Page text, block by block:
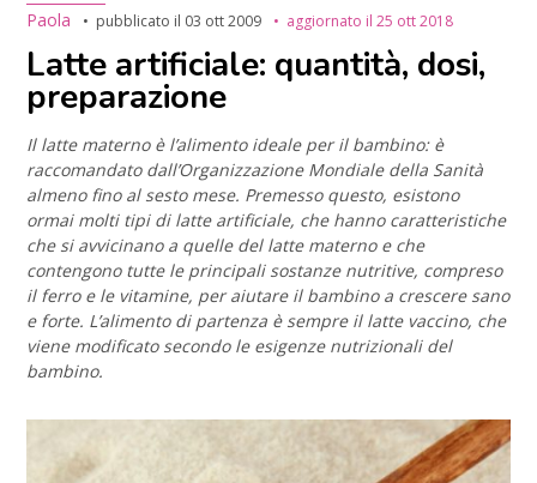
Paola
pubblicato il 03 ott 2009 aggiornato il25 ott 2018
Latte artificiale: quantità, dosi,
preparazione
Il latte materno è l’alimento ideale per il bambino: è
raccomandato dall’Organizzazione Mondiale della Sanità
almeno fino al sesto mese. Premesso questo, esistono
ormai molti tipi di latte artificiale, che hanno caratteristiche
che si avvicinano a quelle del latte materno e che
contengono tutte le principali sostanze nutritive, compreso
il ferro e le vitamine, per aiutare il bambino a crescere sano
e forte. L’alimento di partenza è sempre il latte vaccino, che
viene modificato secondo le esigenze nutrizionali del
bambino.